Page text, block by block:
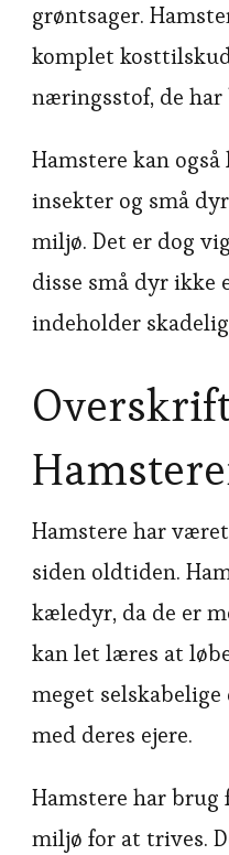
grøntsager.
komplet
næringsstof, de har
Hamstere kan
insekter og små
miljø. Det er dog
disse små dyr ikke
indeholder
Hamstere har
siden oldtiden.
kæledyr, da de er
kan let læres at
meget
med deres ejere.
Hamstere har
miljø for at trives.